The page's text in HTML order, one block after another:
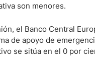
son menores.
el Banco Central
de apoyo de
se sitúa en el 0 por